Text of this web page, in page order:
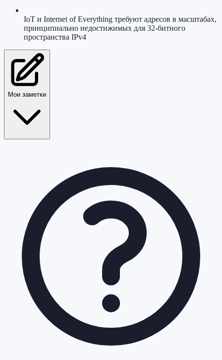
IoT и Internet of Everything требуют адресов в масштабах,
принципиально недостижимых для 32-битного
пространства IPv4
Мои заметки